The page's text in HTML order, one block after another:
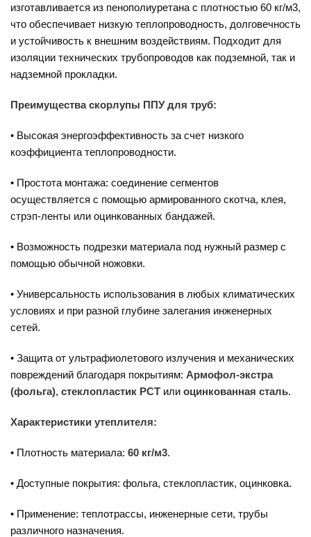
изготавливается из пенополиуретана с плотностью 60 кг/м3,
что обеспечивает низкую теплопроводность, долговечность
и устойчивость к внешним воздействиям. Подходит для
изоляции технических трубопроводов как подземной, так и
надземной прокладки.
Преимущества скорлупы ППУ для труб:
• Высокая энергоэффективность за счет низкого
коэффициента теплопроводности.
• Простота монтажа: соединение сегментов
осуществляется с помощью армированного скотча, клея,
стрэп-ленты или оцинкованных бандажей.
• Возможность подрезки материала под нужный размер с
помощью обычной ножовки.
• Универсальность использования в любых климатических
условиях и при разной глубине залегания инженерных
сетей.
• Защита от ультрафиолетового излучения и механических
повреждений благодаря покрытиям: Армофол-экстра
(фольга), стеклопластик РСТ или оцинкованная сталь.
Характеристики утеплителя:
• Плотность материала: 60 кг/м3.
• Доступные покрытия: фольга, стеклопластик, оцинковка.
• Применение: теплотрассы, инженерные сети, трубы
различного назначения.